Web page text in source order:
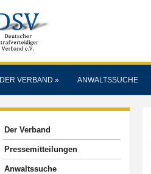
DER VERBAND » ANWALTSSUCHE
Der Verband
Pressemitteilungen
Anwaltssuche